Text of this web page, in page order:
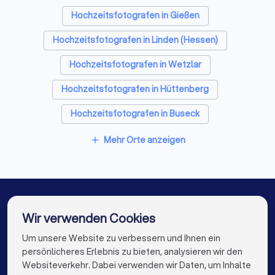
Hochzeitsfotografen in Gießen
Hochzeitsfotografen in Linden (Hessen)
Hochzeitsfotografen in Wetzlar
Hochzeitsfotografen in Hüttenberg
Hochzeitsfotografen in Buseck
Hochzeitsfotografen in Pohlheim
Hochzeitsfotografen in Solms
Hochzeitsfotografen in Lich
Hochzeitsfotografen in Berlin
add Mehr Orte anzeigen
Die besten Hochzeitsfotografen für Sie
info@trustlocal.de
Wir verwenden Cookies
Um unsere Website zu verbessern und Ihnen ein
persönlicheres Erlebnis zu bieten, analysieren wir den
Websiteverkehr. Dabei verwenden wir Daten, um Inhalte